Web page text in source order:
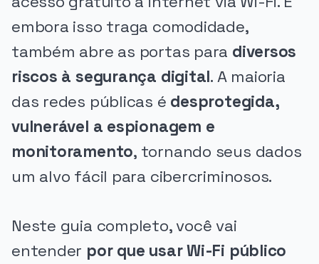
embora isso traga comodidade,
também abre as portas para diversos
riscos à segurança digital. A maioria
das redes públicas é desprotegida,
vulnerável a espionagem e
monitoramento, tornando seus dados
um alvo fácil para cibercriminosos.
Neste guia completo, você vai
entender por que usar Wi-Fi público